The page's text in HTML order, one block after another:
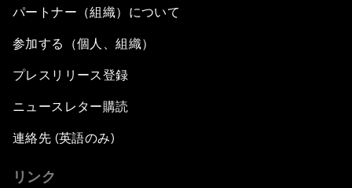
パートナー（組織）について
参加する（個人、組織）
プレスリリース登録
ニュースレター購読
連絡先 (英語のみ)
リンク